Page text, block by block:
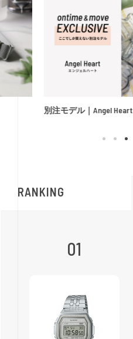
別注モデル｜Angel Heart
RANKING
01